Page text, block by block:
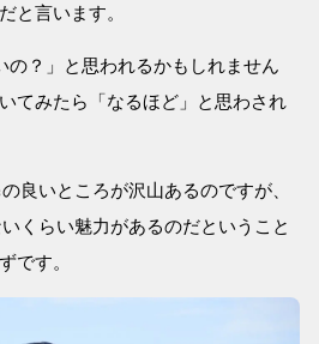
と言います。
の？」と思われるかもしれません
てみたら「なるほど」と思わされ
良いところが沢山あるのですが、
くらい魅力があるのだということ
です。